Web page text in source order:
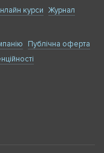
курси Журнал
Публічна оферта